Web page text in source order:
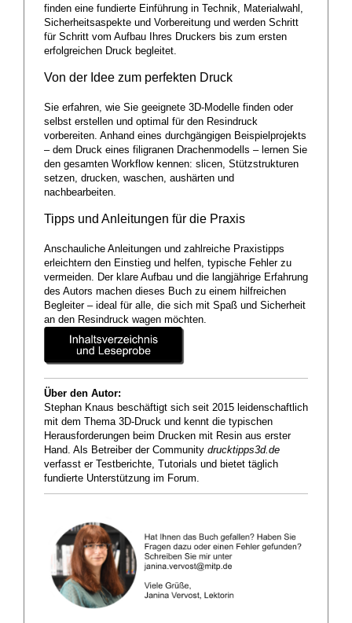
finden eine fundierte Einführung in Technik, Materialwahl,
Sicherheitsaspekte und Vorbereitung und werden Schritt
für Schritt vom Aufbau Ihres Druckers bis zum ersten
erfolgreichen Druck begleitet.
Von der Idee zum perfekten Druck
Sie erfahren, wie Sie geeignete 3D-Modelle finden oder
selbst erstellen und optimal für den Resindruck
vorbereiten. Anhand eines durchgängigen Beispielprojekts
– dem Druck eines filigranen Drachenmodells – lernen Sie
den gesamten Workflow kennen: slicen, Stützstrukturen
setzen, drucken, waschen, aushärten und
nachbearbeiten.
Tipps und Anleitungen für die Praxis
Anschauliche Anleitungen und zahlreiche Praxistipps
erleichtern den Einstieg und helfen, typische Fehler zu
vermeiden. Der klare Aufbau und die langjährige Erfahrung
des Autors machen dieses Buch zu einem hilfreichen
Begleiter – ideal für alle, die sich mit Spaß und Sicherheit
an den Resindruck wagen möchten.
Über den Autor:
Stephan Knaus beschäftigt sich seit 2015 leidenschaftlich
mit dem Thema 3D-Druck und kennt die typischen
Herausforderungen beim Drucken mit Resin aus erster
Hand. Als Betreiber der Community drucktipps3d.de
verfasst er Testberichte, Tutorials und bietet täglich
fundierte Unterstützung im Forum.